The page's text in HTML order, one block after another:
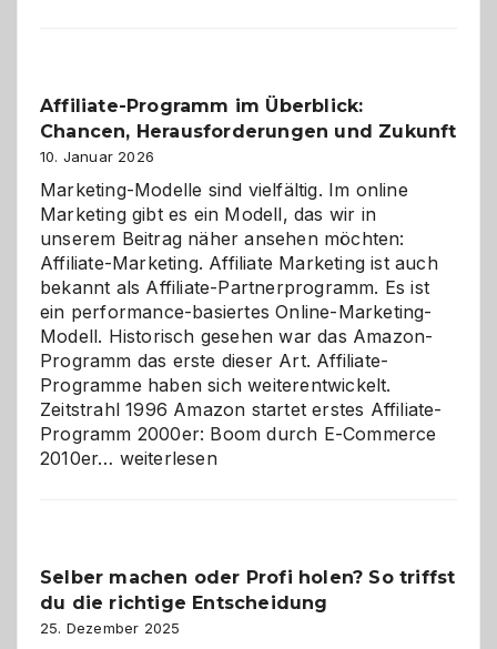
Affiliate-Programm im Überblick:
Chancen, Herausforderungen und Zukunft
10. Januar 2026
Marketing-Modelle sind vielfältig. Im online
Marketing gibt es ein Modell, das wir in
unserem Beitrag näher ansehen möchten:
Affiliate-Marketing. Affiliate Marketing ist auch
bekannt als Affiliate-Partnerprogramm. Es ist
ein performance-basiertes Online-Marketing-
Modell. Historisch gesehen war das Amazon-
Programm das erste dieser Art. Affiliate-
Programme haben sich weiterentwickelt.
Zeitstrahl 1996 Amazon startet erstes Affiliate-
Programm 2000er: Boom durch E-Commerce
2010er… Affiliate-
Herausforderungen
und
Zukunft
weiterlesen
Selber machen oder Profi holen? So triffst
du die richtige Entscheidung
25. Dezember 2025